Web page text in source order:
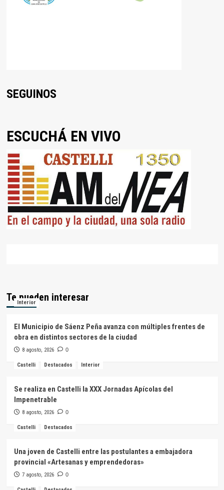
SEGUINOS
ESCUCHÁ EN VIVO
Te pueden interesar
Interior
El Municipio de Sáenz Peña avanza con múltiples frentes de
obra en distintos sectores de la ciudad
8 agosto, 2026 0
Castelli Destacados Interior
Se realiza en Castelli la XXX Jornadas Apícolas del
Impenetrable
8 agosto, 2026 0
Castelli Destacados
Una joven de Castelli entre las postulantes a embajadora
provincial «Artesanas y emprendedoras»
7 agosto, 2026 0